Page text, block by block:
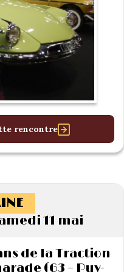
rencontre
11 mai
de la Traction
(63 – Puy-